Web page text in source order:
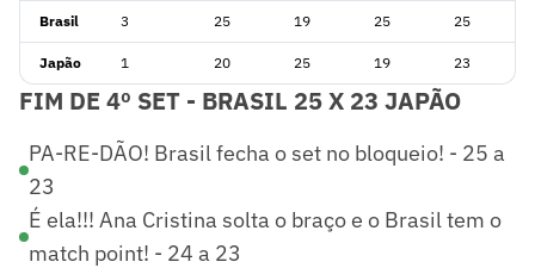
Brasil 3 25 19 25 25
Japão 1 20 25 19 23
FIM DE 4º SET - BRASIL 25 X 23 JAPÃO
PA-RE-DÃO! Brasil fecha o set no bloqueio! - 25 a
23
É ela!!! Ana Cristina solta o braço e o Brasil tem o
match point! - 24 a 23